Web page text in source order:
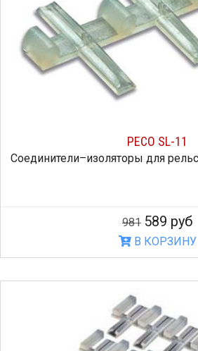
PECO SL-11
Соединители–изоляторы для
981 589 руб
В КОРЗИНУ